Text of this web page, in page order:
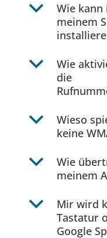
b
Wie kann
meinem
b
Wie
die
b
Wieso
keine
b
Wie
meinem
b
Mir wird
Tastatur
Google